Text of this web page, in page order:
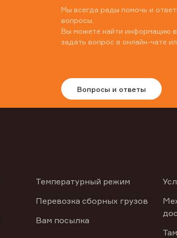
Мы всегда рады помочь и
вопросы.
Вы можете найти информацию
задать вопрос в онлайн-чате
Вопросы и ответы
Температурный режим
Перевозка сборных грузов
Вам посылка